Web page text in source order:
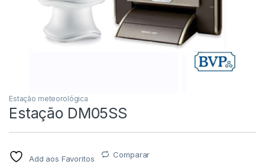
Estação meteorológica
Estação DM05SS
Add aos Favoritos Comparar